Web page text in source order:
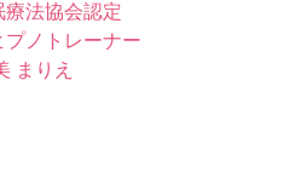
療法協会認定
プノトレーナー
まりえ